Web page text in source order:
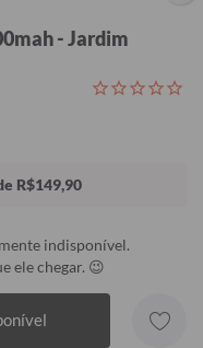
- Jardim
R$149,90
indisponível.
ele chegar. 😉